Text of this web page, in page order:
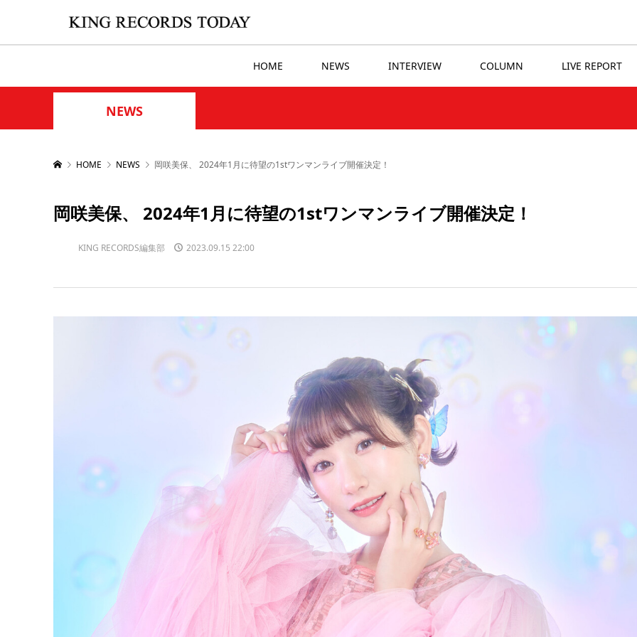
HOME NEWS INTERVIEW COLUMN LIVE REPORT
NEWS
HOME NEWS 岡咲美保、 2024年1月に待望の1stワンマンライブ開催決定！
岡咲美保、 2024年1月に待望の1stワンマンライブ開催決定！
KING RECORDS編集部 2023.09.15 22:00